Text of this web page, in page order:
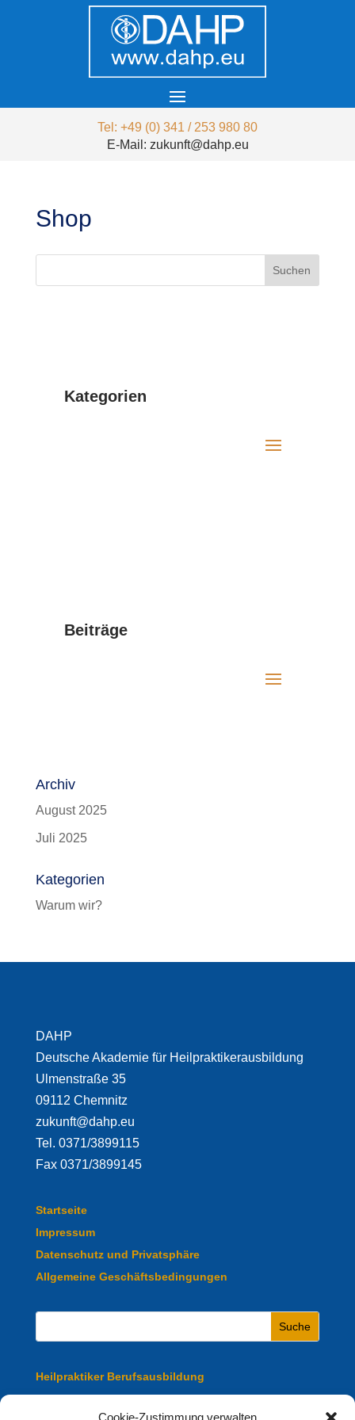
Cookie-Zustimmung verwalten
Tel: +49 (0) 341 / 253 980 80
E-Mail: zukunft@dahp.eu
Shop
Suchen
Kategorien
Beiträge
Archiv
August 2025
Juli 2025
Kategorien
Warum wir?
DAHP
Deutsche Akademie für Heilpraktikerausbildung
Ulmenstraße 35
09112 Chemnitz
zukunft@dahp.eu
Tel. 0371/3899115
Fax 0371/3899145
Startseite
Impressum
Datenschutz und Privatsphäre
Allgemeine Geschäftsbedingungen
Heilpraktiker Berufsausbildung
Heilpraktiker Fachausbildung